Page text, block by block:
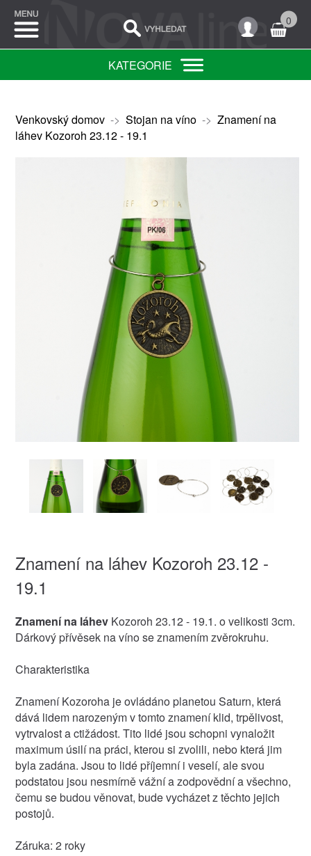
0
KATEGORIE
Venkovský domov-> Stojan na víno-> Znamení na
láhev Kozoroh 23.12 - 19.1
Znamení na láhev Kozoroh 23.12 -
19.1
Znamení na láhevKozoroh 23.12 - 19.1. o velikosti 3cm.
Dárkový přívěsek na víno se znamením zvěrokruhu.
Charakteristika
Znamení Kozoroha je ovládáno planetou Saturn, která
dává lidem narozeným v tomto znamení klid, trpělivost,
vytrvalost a ctižádost. Tito lidé jsou schopni vynaložit
maximum úsilí na práci, kterou si zvolili, nebo která jim
byla zadána. Jsou to lidé příjemní i veselí, ale svou
podstatou jsou nesmírně vážní a zodpovědní a všechno,
čemu se budou věnovat, bude vycházet z těchto jejich
postojů.
Záruka: 2 roky